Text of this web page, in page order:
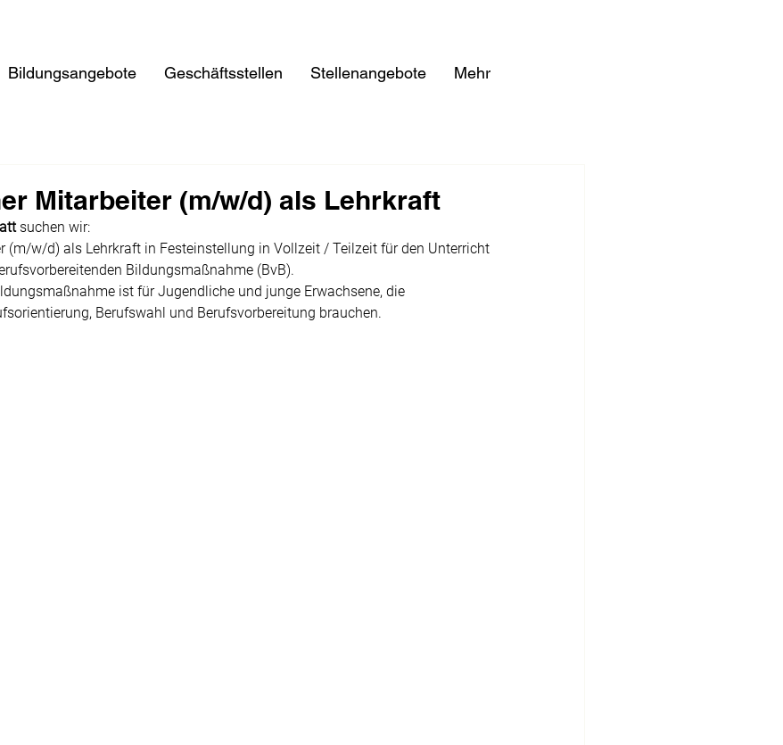
Bildungsangebote Geschäftsstellen Stellenangebote Mehr
Mitarbeiter (m/w/d) als Lehrkraft
suchen wir:
(m/w/d) als Lehrkraft in Festeinstellung in Vollzeit / Teilzeit für den Unterricht
Bildungsmaßnahme (BvB).
ist für Jugendliche und junge Erwachsene, die
Berufswahl und Berufsvorbereitung brauchen.